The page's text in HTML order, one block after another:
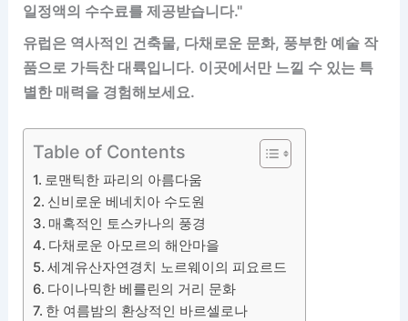
일정액의 수수료를 제공받습니다."
유럽은 역사적인 건축물, 다채로운 문화, 풍부한 예술 작
품으로 가득찬 대륙입니다. 이곳에서만 느낄 수 있는 특
별한 매력을 경험해보세요.
Table of Contents
로맨틱한 파리의 아름다움
신비로운 베네치아 수도원
매혹적인 토스카나의 풍경
다채로운 아모르의 해안마을
세계유산자연경치 노르웨이의 피요르드
다이나믹한 베를린의 거리 문화
한 여름밤의 환상적인 바르셀로나